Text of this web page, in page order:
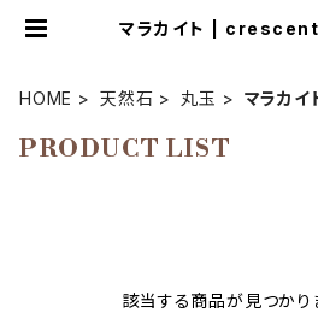
マラカイト |
HOME 天然石 丸玉 マラカイ
PRODUCT LIST
該当する商品が見つかり